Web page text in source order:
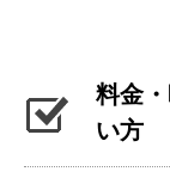
料金
い方